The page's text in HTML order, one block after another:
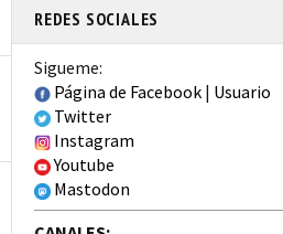
REDES SOCIALES
Sigueme:
Página de Facebook | Usuario
Twitter
Instagram
Youtube
Mastodon